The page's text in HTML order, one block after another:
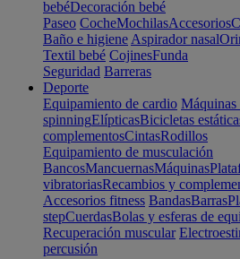
bebéDecoración bebé
Paseo CocheMochilasAccesorios
Baño e higiene Aspirador nasal
Textil bebé CojinesFunda
Seguridad Barreras
Deporte
Equipamiento de cardio Máquinas
spinningElípticasBicicletas
complementosCintasRodillos
Equipamiento de musculación
BancosMancuernasMáquinas
vibratoriasRecambios y
Accesorios fitness BandasBarras
stepCuerdasBolas y esferas de
Recuperación muscular
percusión